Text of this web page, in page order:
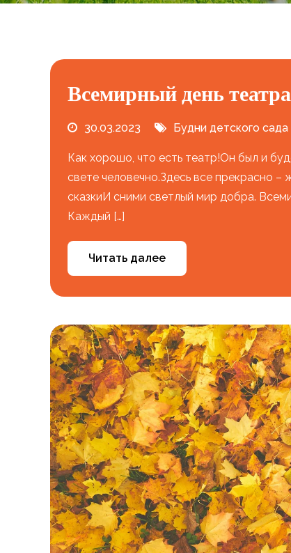
Всемирный день театра
30.03.2023 Будни детского сада
Как хорошо, что есть театр!Он был и
свете человечно.Здесь все прекрасно
сказкиИ сними светлый мир добра.
Каждый […]
Читать далее